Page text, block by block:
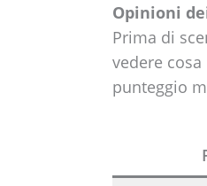
Opinioni
Prima di
vedere
punteggio